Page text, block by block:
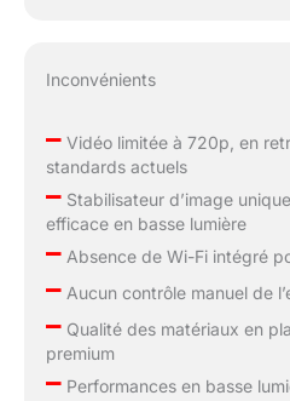
Inconvénients
–Vidéo limitée à 720p, en
standards actuels
–Stabilisateur d’image
efficace en basse lumière
–Absence de Wi-Fi intégré
–Aucun contrôle manuel de
–Qualité des matériaux en
premium
–Performances en basse